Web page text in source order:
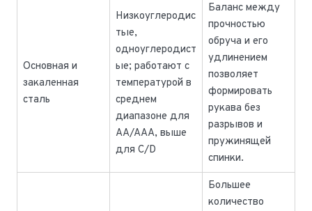
Основная и
закаленная
сталь
Низкоуглеродис
тые,
одноуглеродист
ые; работают с
температурой в
среднем
диапазоне для
AA/AAA, выше
для C/D
Баланс между
прочностью
обруча и его
удлинением
позволяет
формировать
рукава без
разрывов и
пружинящей
спинки.
Большее
количество